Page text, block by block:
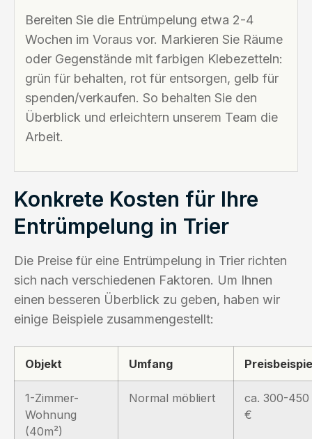
Bereiten Sie die Entrümpelung etwa 2-4
Wochen im Voraus vor. Markieren Sie Räume
oder Gegenstände mit farbigen Klebezetteln:
grün für behalten, rot für entsorgen, gelb für
spenden/verkaufen. So behalten Sie den
Überblick und erleichtern unserem Team die
Arbeit.
Konkrete Kosten für Ihre
Entrümpelung in Trier
Die Preise für eine Entrümpelung in Trier richten
sich nach verschiedenen Faktoren. Um Ihnen
einen besseren Überblick zu geben, haben wir
einige Beispiele zusammengestellt:
Objekt Umfang
1-Zimmer-
Wohnung
(40m²)
Normal möbliert
ca. 300-450
€